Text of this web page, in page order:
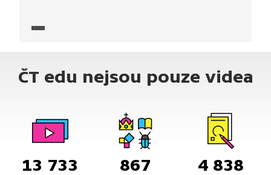
ČT edu nejsou pouze videa
13 733 867 4 838